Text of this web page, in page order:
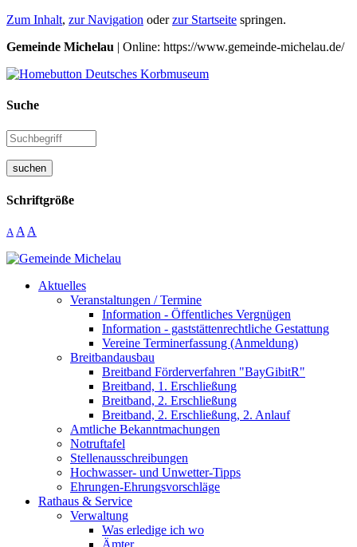
Zum Inhalt, zur Navigation oderzur Startseite springen.
Gemeinde Michelau | Online: https://www.gemeinde-michelau.de/
Suche
suchen
Schriftgröße
A A A
Aktuelles
Veranstaltungen / Termine
Information - Öffentliches Vergnügen
Information - gaststättenrechtliche Gestattung
Vereine Terminerfassung (Anmeldung)
Breitbandausbau
Breitband Förderverfahren "BayGibitR"
Breitband, 1. Erschließung
Breitband, 2. Erschließung
Breitband, 2. Erschließung, 2. Anlauf
Amtliche Bekanntmachungen
Notruftafel
Stellenausschreibungen
Hochwasser- und Unwetter-Tipps
Ehrungen-Ehrungsvorschläge
Rathaus & Service
Verwaltung
Was erledige ich wo
Ämter